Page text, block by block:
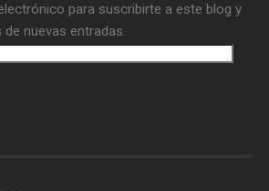
para suscribirte a este blog y
nuevas entradas.